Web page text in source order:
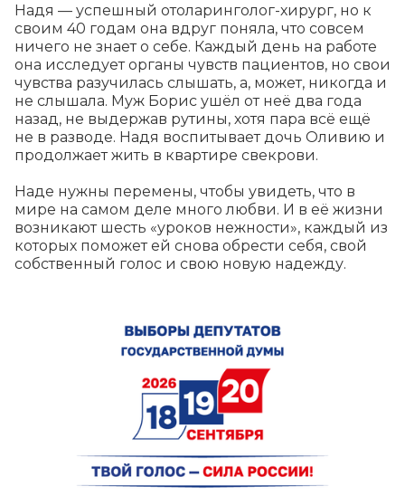
Надя — успешный отоларинголог-хирург, но к
своим 40 годам она вдруг поняла, что совсем
ничего не знает о себе. Каждый день на работе
она исследует органы чувств пациентов, но свои
чувства разучилась слышать, а, может, никогда и
не слышала. Муж Борис ушёл от неё два года
назад, не выдержав рутины, хотя пара всё ещё
не в разводе. Надя воспитывает дочь Оливию и
продолжает жить в квартире свекрови.
Наде нужны перемены, чтобы увидеть, что в
мире на самом деле много любви. И в её жизни
возникают шесть «уроков нежности», каждый из
которых поможет ей снова обрести себя, свой
собственный голос и свою новую надежду.